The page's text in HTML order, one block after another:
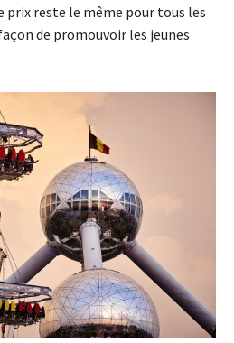
prix reste le même pour tous les
de promouvoir les jeunes